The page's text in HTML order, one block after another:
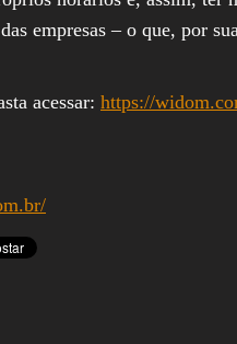
empresas – o que, por
acessar: https://